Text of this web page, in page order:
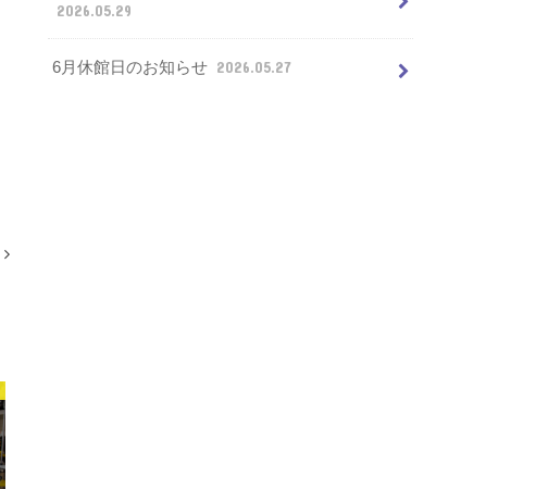
2026.05.29
6月休館日のお知らせ 2026.05.27